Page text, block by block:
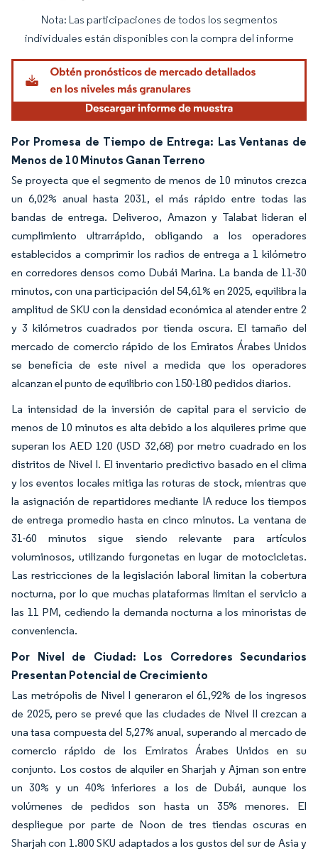
Imagen © Mordor Intelligence. El uso requiere atribución según CC BY 4.0.
Nota: Las participaciones de todos los segmentos
individuales están disponibles con la compra del informe
Por Promesa de Tiempo de Entrega: Las Ventanas de
Menos de 10 Minutos Ganan Terreno
Se proyecta que el segmento de menos de 10 minutos crezca
un 6,02% anual hasta 2031, el más rápido entre todas las
bandas de entrega. Deliveroo, Amazon y Talabat lideran el
cumplimiento ultrarrápido, obligando a los operadores
establecidos a comprimir los radios de entrega a 1 kilómetro
en corredores densos como Dubái Marina. La banda de 11-30
minutos, con una participación del 54,61% en 2025, equilibra la
amplitud de SKU con la densidad económica al atender entre 2
y 3 kilómetros cuadrados por tienda oscura. El tamaño del
mercado de comercio rápido de los Emiratos Árabes Unidos
se beneficia de este nivel a medida que los operadores
alcanzan el punto de equilibrio con 150-180 pedidos diarios.
La intensidad de la inversión de capital para el servicio de
menos de 10 minutos es alta debido a los alquileres prime que
superan los AED 120 (USD 32,68) por metro cuadrado en los
distritos de Nivel I. El inventario predictivo basado en el clima
y los eventos locales mitiga las roturas de stock, mientras que
la asignación de repartidores mediante IA reduce los tiempos
de entrega promedio hasta en cinco minutos. La ventana de
31-60 minutos sigue siendo relevante para artículos
voluminosos, utilizando furgonetas en lugar de motocicletas.
Las restricciones de la legislación laboral limitan la cobertura
nocturna, por lo que muchas plataformas limitan el servicio a
las 11 PM, cediendo la demanda nocturna a los minoristas de
conveniencia.
Por Nivel de Ciudad: Los Corredores Secundarios
Presentan Potencial de Crecimiento
Las metrópolis de Nivel I generaron el 61,92% de los ingresos
de 2025, pero se prevé que las ciudades de Nivel II crezcan a
una tasa compuesta del 5,27% anual, superando al mercado de
comercio rápido de los Emiratos Árabes Unidos en su
conjunto. Los costos de alquiler en Sharjah y Ajman son entre
un 30% y un 40% inferiores a los de Dubái, aunque los
volúmenes de pedidos son hasta un 35% menores. El
despliegue por parte de Noon de tres tiendas oscuras en
Sharjah con 1.800 SKU adaptados a los gustos del sur de Asia y